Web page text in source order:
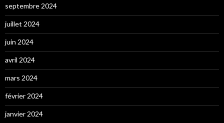
septembre 2024
juillet 2024
juin 2024
avril 2024
mars 2024
février 2024
janvier 2024